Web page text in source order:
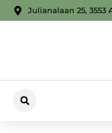
Julianalaan 25, 3553